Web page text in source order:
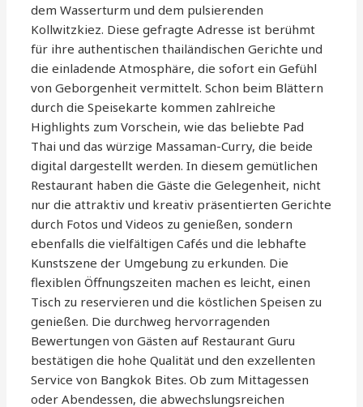
dem Wasserturm und dem pulsierenden
Kollwitzkiez. Diese gefragte Adresse ist berühmt
für ihre authentischen thailändischen Gerichte und
die einladende Atmosphäre, die sofort ein Gefühl
von Geborgenheit vermittelt. Schon beim Blättern
durch die Speisekarte kommen zahlreiche
Highlights zum Vorschein, wie das beliebte Pad
Thai und das würzige Massaman-Curry, die beide
digital dargestellt werden. In diesem gemütlichen
Restaurant haben die Gäste die Gelegenheit, nicht
nur die attraktiv und kreativ präsentierten Gerichte
durch Fotos und Videos zu genießen, sondern
ebenfalls die vielfältigen Cafés und die lebhafte
Kunstszene der Umgebung zu erkunden. Die
flexiblen Öffnungszeiten machen es leicht, einen
Tisch zu reservieren und die köstlichen Speisen zu
genießen. Die durchweg hervorragenden
Bewertungen von Gästen auf Restaurant Guru
bestätigen die hohe Qualität und den exzellenten
Service von Bangkok Bites. Ob zum Mittagessen
oder Abendessen, die abwechslungsreichen